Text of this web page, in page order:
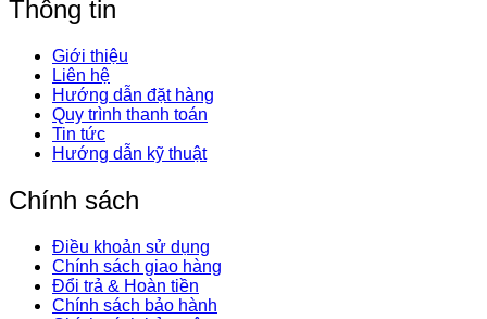
Thông tin
Giới thiệu
Liên hệ
Hướng dẫn đặt hàng
Quy trình thanh toán
Tin tức
Hướng dẫn kỹ thuật
Chính sách
Điều khoản sử dụng
Chính sách giao hàng
Đổi trả & Hoàn tiền
Chính sách bảo hành